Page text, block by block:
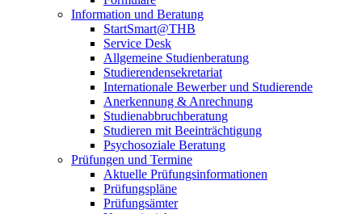
Information und Beratung
StartSmart@THB
Service Desk
Allgemeine Studienberatung
Studierendensekretariat
Internationale Bewerber und Studierende
Anerkennung & Anrechnung
Studienabbruchberatung
Studieren mit Beeinträchtigung
Psychosoziale Beratung
Prüfungen und Termine
Aktuelle Prüfungsinformationen
Prüfungspläne
Prüfungsämter